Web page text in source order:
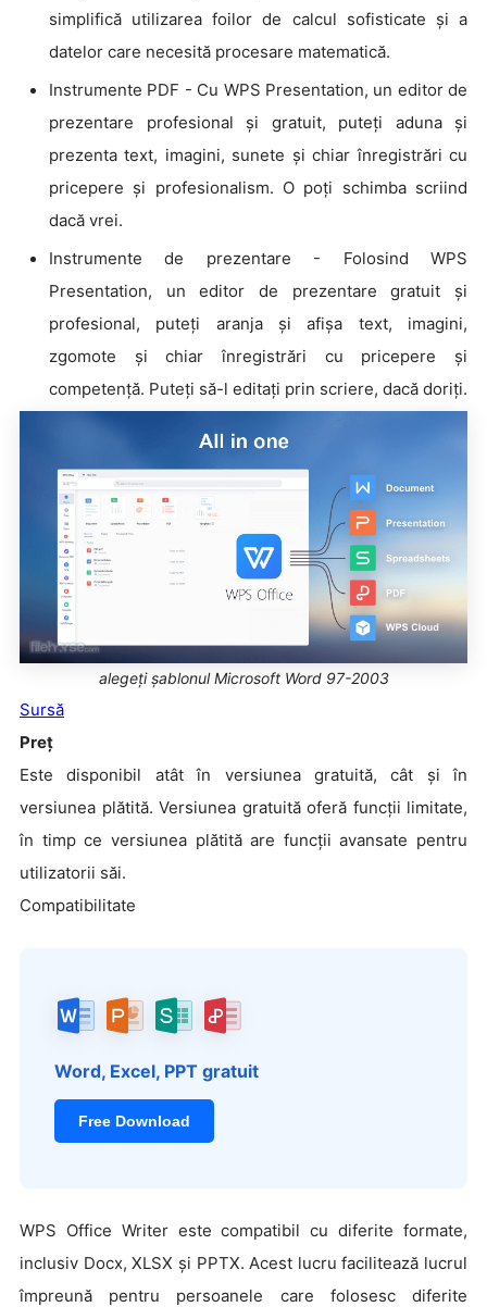
simplifică utilizarea foilor de calcul sofisticate și a
datelor care necesită procesare matematică.
Instrumente PDF - Cu WPS Presentation, un editor de
prezentare profesional și gratuit, puteți aduna și
prezenta text, imagini, sunete și chiar înregistrări cu
pricepere și profesionalism. O poți schimba scriind
dacă vrei.
Instrumente de prezentare - Folosind WPS
Presentation, un editor de prezentare gratuit și
profesional, puteți aranja și afișa text, imagini,
zgomote și chiar înregistrări cu pricepere și
competență. Puteți să-l editați prin scriere, dacă doriți.
alegeți șablonul Microsoft Word 97-2003
Sursă
Preţ
Este disponibil atât în versiunea gratuită, cât și în
versiunea plătită. Versiunea gratuită oferă funcții limitate,
în timp ce versiunea plătită are funcții avansate pentru
utilizatorii săi.
Compatibilitate
Word, Excel, PPT gratuit
Free Download
WPS Office Writer este compatibil cu diferite formate,
inclusiv Docx, XLSX și PPTX. Acest lucru facilitează lucrul
împreună pentru persoanele care folosesc diferite